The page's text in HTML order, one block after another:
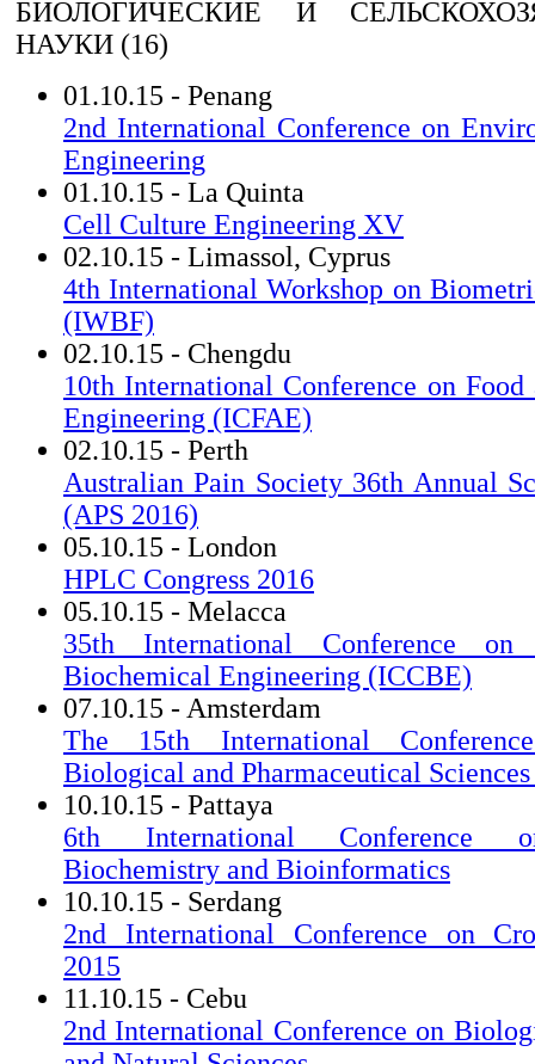
БИОЛОГИЧЕСКИЕ И
НАУКИ (16)
01.10.15 - Penang
2nd International Conference on
Engineering
01.10.15 - La Quinta
Cell Culture Engineering XV
02.10.15 - Limassol, Cyprus
4th International Workshop on
(IWBF)
02.10.15 - Chengdu
10th International Conference on
Engineering (ICFAE)
02.10.15 - Perth
Australian Pain Society 36th Annual
(APS 2016)
05.10.15 - London
HPLC Congress 2016
05.10.15 - Melacca
35th International Conference on
Biochemical Engineering (ICCBE)
07.10.15 - Amsterdam
The 15th International
Biological and Pharmaceutical
10.10.15 - Pattaya
6th International Conference
Biochemistry and Bioinformatics
10.10.15 - Serdang
2nd International Conference on
2015
11.10.15 - Cebu
2nd International Conference on